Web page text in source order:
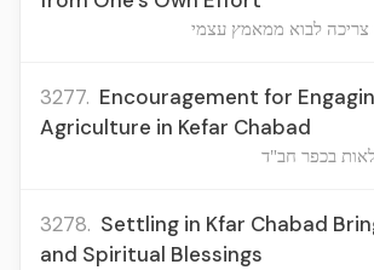
לבוא ממאמץ עצמי
3277. Encouragement for
Agriculture in Kefar Chabad
בכפר חב"ד
3278. Settling in Kfar Chabad
and Spiritual Blessings